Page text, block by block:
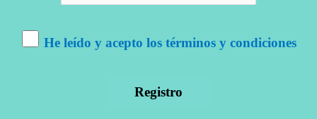
He leído y acepto los términos y condiciones